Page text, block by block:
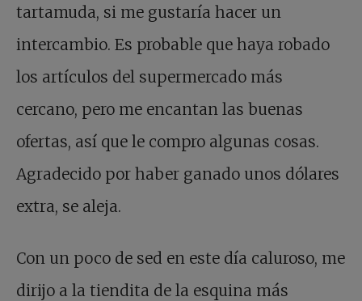
tartamuda, si me gustaría hacer un
intercambio. Es probable que haya robado
los artículos del supermercado más
cercano, pero me encantan las buenas
ofertas, así que le compro algunas cosas.
Agradecido por haber ganado unos dólares
extra, se aleja.
Con un poco de sed en este día caluroso, me
dirijo a la tiendita de la esquina más